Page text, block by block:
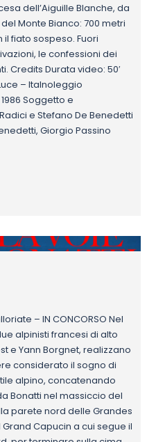
dell’Aiguille Blanche, da
Monte Bianco: 700 metri
fiato sospeso. Fuori
le confessioni dei
Credits Durata video: 50′
– Italnoleggio
Soggetto e
e Stefano De Benedetti
Giorgio Passino
– IN CONCORSO Nel
alpinisti francesi di alto
e Yann Borgnet, realizzano
considerato il sogno di
alpino, concatenando
Bonatti nel massiccio del
parete nord delle Grandes
Capucin a cui segue il